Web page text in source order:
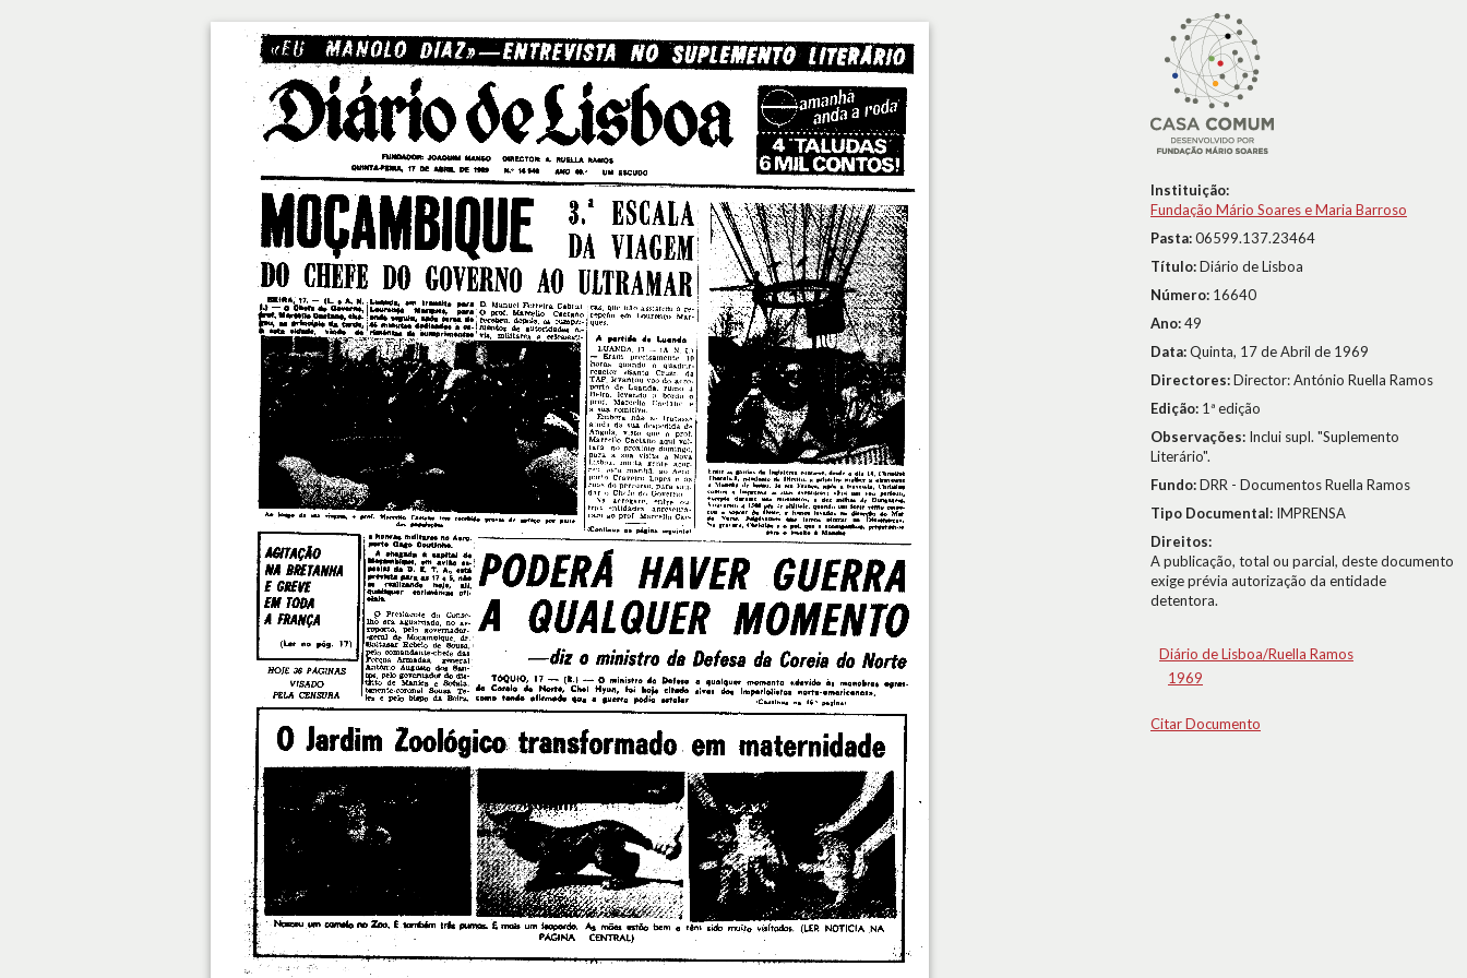
Instituição:
Fundação Mário Soares e Maria Barroso
Pasta:06599.137.23464
Título:Diário de Lisboa
Número: 16640
Ano:49
Data:Quinta, 17 de Abril de 1969
Directores:Director: António Ruella Ramos
Edição: 1ª edição
Observações: Inclui supl. "Suplemento
Literário".
Fundo:DRR - Documentos Ruella Ramos
Tipo Documental: IMPRENSA
Direitos:
A publicação, total ou parcial, deste documento
exige prévia autorização da entidade
detentora.
Diário de Lisboa/Ruella Ramos
1969
Citar Documento